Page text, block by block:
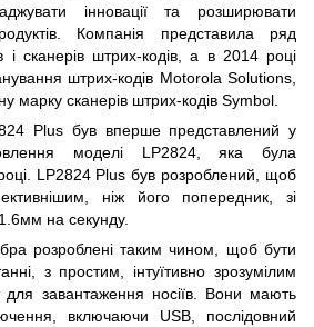
інновації та розширювати
Компанія представила ряд
і сканерів штрих-кодів, а в 2014 році
штрих-кодів Motorola Solutions,
марку сканерів штрих-кодів Symbol.
Plus був вперше представлений у
моделі LP2824, яка була
LP2824 Plus був розроблений, щоб
ніж його попередник, зі
на секунду.
розроблені таким чином, щоб бути
з простим, інтуїтивно зрозумілим
для завантаження носіїв. Вони мають
включаючи USB, послідовний